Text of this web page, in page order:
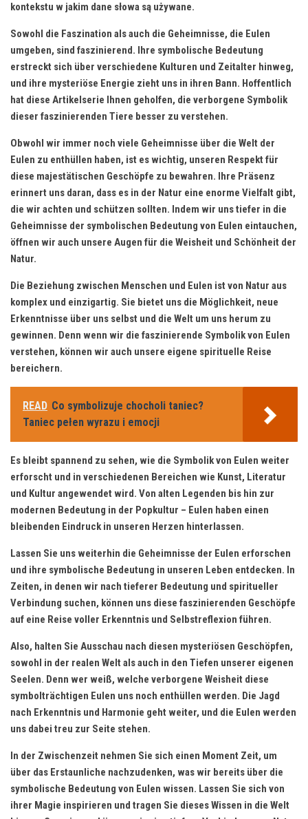
kontekstu⁢ w ​jakim dane słowa są używane.
Sowohl die Faszination​ als auch die Geheimnisse, ​die Eulen
umgeben, sind ‌faszinierend. Ihre symbolische Bedeutung
erstreckt ‌sich⁢ über verschiedene Kulturen und Zeitalter hinweg,
und ihre mysteriöse​ Energie zieht uns in ihren Bann. Hoffentlich
hat diese Artikelserie Ihnen geholfen, ‍die verborgene Symbolik
dieser faszinierenden Tiere besser zu⁣ verstehen.
Obwohl wir immer noch viele Geheimnisse⁢ über die Welt der
Eulen ​zu ​enthüllen haben, ist es wichtig, unseren Respekt für
‍diese⁢ majestätischen Geschöpfe zu bewahren. Ihre Präsenz⁣
erinnert‍ uns daran, dass es in der Natur eine enorme Vielfalt gibt,
die wir achten und⁣ schützen⁣ sollten. Indem⁤ wir uns tiefer in ‌die
Geheimnisse ⁢der ⁣symbolischen​ Bedeutung ⁣von Eulen eintauchen,
öffnen wir auch⁢ unsere Augen für die ⁣Weisheit und ⁤Schönheit der
Natur.
Die‍ Beziehung ⁢zwischen ‌Menschen und Eulen ist‍ von Natur aus​
komplex und ⁣einzigartig. Sie ⁣bietet uns⁤ die⁤ Möglichkeit,‌ neue
Erkenntnisse über uns selbst und die‌ Welt um uns herum ‌zu​
gewinnen. Denn wenn wir ⁢die faszinierende ⁣Symbolik von Eulen
verstehen, können wir auch⁣ unsere eigene spirituelle Reise
bereichern.
READ Co symbolizuje chocholi taniec?
Taniec pełen wyrazu i emocji
Es bleibt⁢ spannend zu sehen, ⁢wie die Symbolik von‌ Eulen weiter
erforscht⁤ und ‍in⁤ verschiedenen Bereichen wie Kunst, ⁣Literatur
und Kultur angewendet⁢ wird. Von alten Legenden bis hin zur
modernen Bedeutung in der Popkultur‍ – Eulen ⁤haben ⁢einen
bleibenden ​Eindruck in‍ unseren Herzen hinterlassen.
Lassen Sie uns weiterhin ​die⁤ Geheimnisse der Eulen erforschen
und ⁢ihre symbolische Bedeutung in​ unseren Leben entdecken. In
Zeiten, in denen wir nach tieferer Bedeutung und spiritueller
Verbindung suchen, ‍können uns diese faszinierenden Geschöpfe
auf eine ​Reise voller Erkenntnis​ und Selbstreflexion führen.
Also, halten Sie Ausschau nach diesen mysteriösen Geschöpfen,
sowohl ⁢in ⁢der‌ realen Welt als auch in den Tiefen ⁢unserer eigenen
Seelen. Denn wer weiß,⁣ welche⁢ verborgene ‍Weisheit diese
symbolträchtigen Eulen uns noch enthüllen werden. Die⁢ Jagd
nach Erkenntnis und Harmonie geht⁤ weiter, ‍und die Eulen werden
uns dabei ⁢treu zur Seite stehen.
In der Zwischenzeit nehmen Sie sich einen Moment Zeit, ⁣um
über das ⁣Erstaunliche ⁣nachzudenken,‌ was wir bereits über die
⁤symbolische Bedeutung von Eulen wissen.​ Lassen Sie sich von
ihrer Magie inspirieren und​ tragen Sie ​dieses Wissen in die Welt